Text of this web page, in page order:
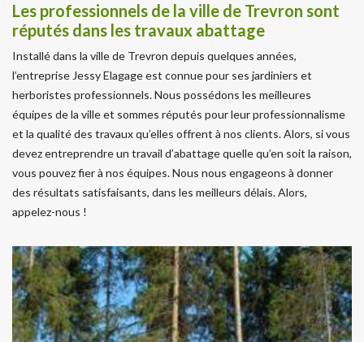
Les professionnels de la ville de Trevron sont
réputés dans les travaux abattage
Installé dans la ville de Trevron depuis quelques années,
l’entreprise Jessy Elagage est connue pour ses jardiniers et
herboristes professionnels. Nous possédons les meilleures
équipes de la ville et sommes réputés pour leur professionnalisme
et la qualité des travaux qu’elles offrent à nos clients. Alors, si vous
devez entreprendre un travail d’abattage quelle qu’en soit la raison,
vous pouvez fier à nos équipes. Nous nous engageons à donner
des résultats satisfaisants, dans les meilleurs délais. Alors,
appelez-nous !